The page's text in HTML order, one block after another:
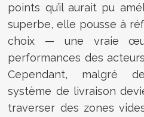
points qu’il aurait pu
superbe, elle pousse à
choix — une vraie
performances des
Cependant, malgré
système de livraison
traverser des zones